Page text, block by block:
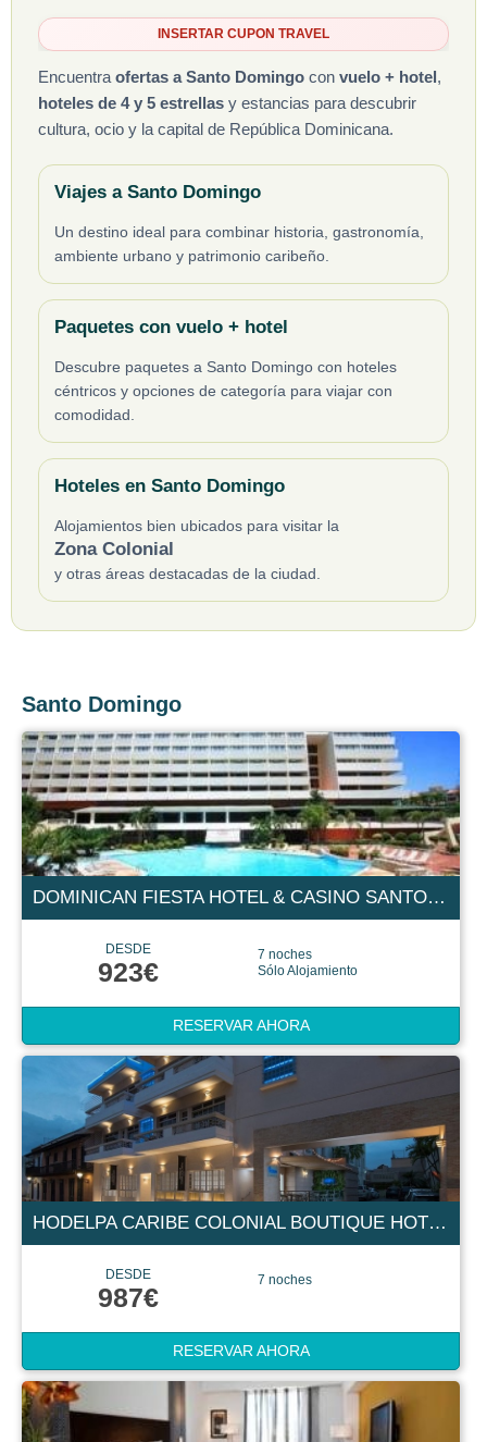
INSERTAR CUPON TRAVEL
Encuentra ofertas a Santo Domingo con vuelo + hotel,
hoteles de 4 y 5 estrellas y estancias para descubrir
cultura, ocio y la capital de República Dominicana.
Viajes a Santo Domingo
Un destino ideal para combinar historia, gastronomía,
ambiente urbano y patrimonio caribeño.
Paquetes con vuelo + hotel
Descubre paquetes a Santo Domingo con hoteles
céntricos y opciones de categoría para viajar con
comodidad.
Hoteles en Santo Domingo
Alojamientos bien ubicados para visitar la
Zona Colonial
y otras áreas destacadas de la ciudad.
Santo Domingo
DOMINICAN FIESTA HOTEL & CASINO SANTO DOMINGO 5 ESTRELLAS
DESDE
923€
7 noches
Sólo Alojamiento
RESERVAR AHORA
HODELPA CARIBE COLONIAL BOUTIQUE HOTEL 4 ESTRELLAS
DESDE
987€
7 noches
RESERVAR AHORA